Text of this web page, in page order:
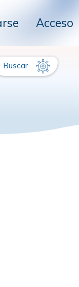
Acceso
Buscar